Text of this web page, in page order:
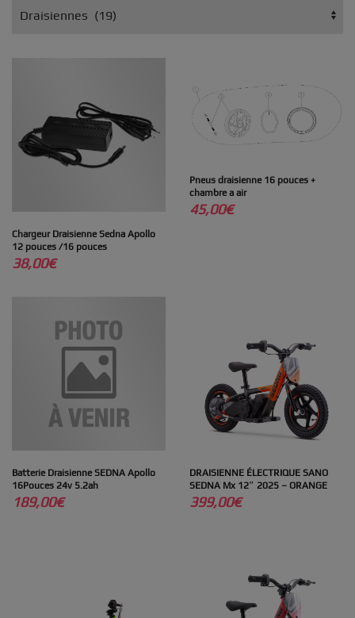
Chargeur Draisienne Sedna Apollo
12 pouces /16 pouces
38,00€
Pneus draisienne 16 pouces +
chambre a air
45,00€
Batterie Draisienne SEDNA Apollo
16Pouces 24v 5.2ah
189,00€
DRAISIENNE ÉLECTRIQUE SANO
SEDNA Mx 12″ 2025 – ORANGE
399,00€